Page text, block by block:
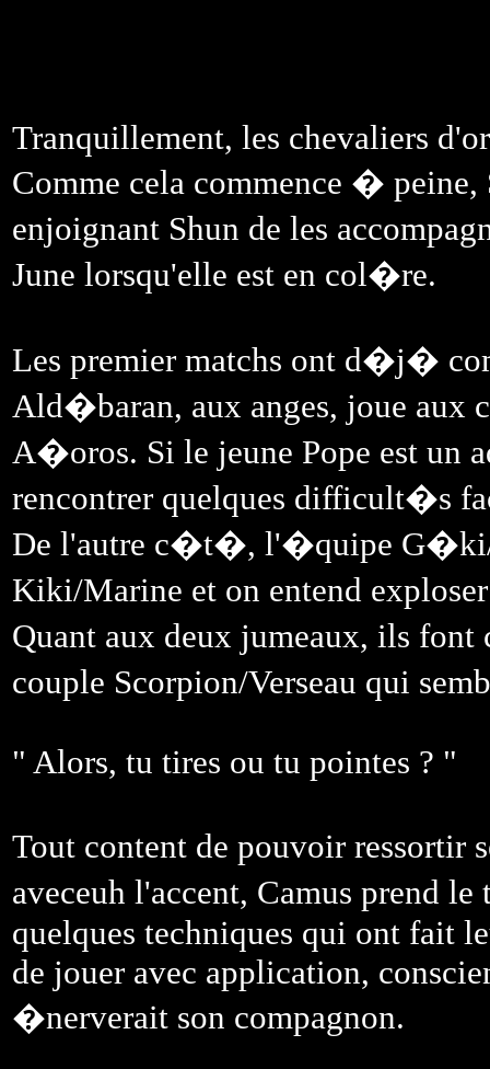
Tranquillement, les chevaliers
Comme cela commence �
enjoignant Shun de les
June lorsqu'elle est en col�re.
Les premier matchs ont d�j�
Ald�baran, aux anges, joue
A�oros. Si le jeune Pope est un
rencontrer quelques difficult�s
De l'autre c�t�, l'�quipe G�ki/
Kiki/Marine et on entend
Quant aux deux jumeaux, ils
couple Scorpion/Verseau qui
" Alors, tu tires ou tu pointes ? "
Tout content de pouvoir
aveceuh l'accent, Camus prend
quelques techniques qui ont fait
de jouer avec application,
�nerverait son compagnon.